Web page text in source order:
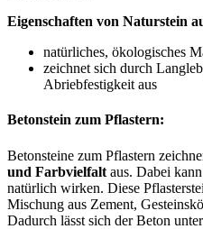
Eigenschaften von Naturstein
natürliches, ökologisches
zeichnet sich durch
Abriebfestigkeit aus
Betonstein zum Pflastern:
Betonsteine zum Pflastern
und Farbvielfalt aus. Dabei
natürlich wirken. Diese
Mischung aus Zement,
Dadurch lässt sich der Beton